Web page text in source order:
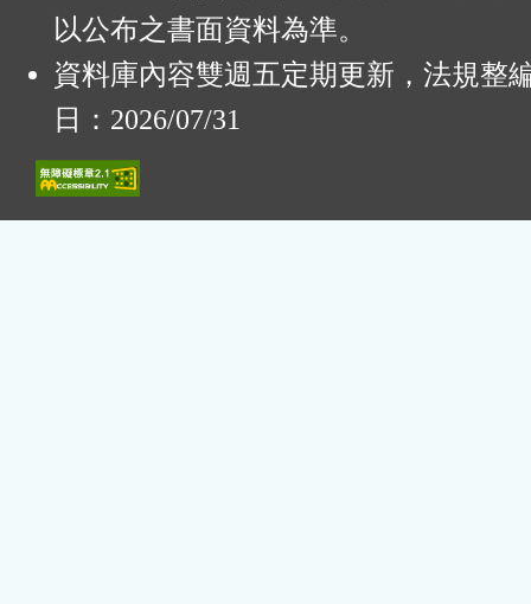
以公布之書面資料為準。
資料庫內容雙週五定期更新，法規整
日：2026/07/31